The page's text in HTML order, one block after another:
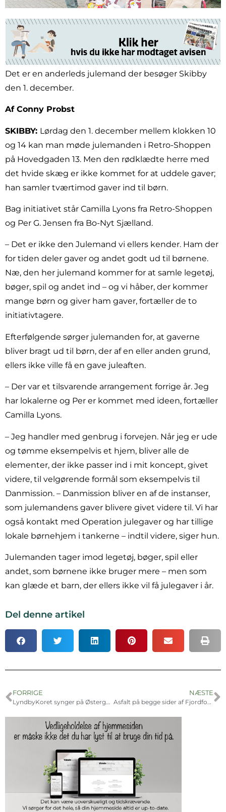
Det er en anderleds julemand der besøger Skibby
den 1. december.
Af Conny Probst
SKIBBY: Lørdag den 1. december mellem klokken 10
og 14 kan man møde julemanden i Retro-Shoppen
på Hovedgaden 13. Men den rødklædte herre med
det hvide skæg er ikke kommet for at uddele gaver;
han samler tværtimod gaver ind til børn.
Bag initiativet står Camilla Lyons fra Retro-Shoppen
og Per G. Jensen fra Bo-Nyt Sjælland.
– Det er ikke den Julemand vi ellers kender. Ham der
for tiden deler gaver og andet godt ud til børnene.
Næ, den her julemand kommer for at samle legetøj,
bøger, spil og andet ind – og vi håber, der kommer
mange børn og giver ham gaver, fortæller de to
initiativtagere.
Efterfølgende sørger julemanden for, at gaverne
bliver bragt ud til børn, der af en eller anden grund,
ellers ikke ville få en gave juleaften.
– Der var et tilsvarende arrangement forrige år. Jeg
har lokalerne og Per er kommet med ideen, fortæller
Camilla Lyons.
– Jeg handler med genbrug i forvejen. Når jeg er ude
og tømme eksempelvis et hjem, bliver alle de
elementer, der ikke passer ind i mit koncept, givet
videre, til velgørende formål som eksempelvis til
Danmission. – Danmission bliver en af de instanser,
som julemandens gaver blivere givet videre til. Vi har
også kontakt med Operation julegaver og har tillige
lokale børnehjem i tankerne – indtil videre, siger hun.
Julemanden tager imod legetøj, bøger, spil eller
andet, som børnene ikke bruger mere – men som
kan glæde et barn, der ellers ikke vil få julegaver i år.
Del denne artikel
FORRIGE
LyndbyKoret synger på Østergaard
NÆSTE
Asfalt på begge sider af Fjordforbindelsen